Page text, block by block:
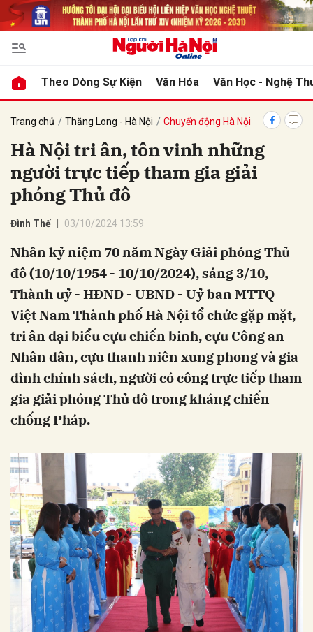
Theo Dòng Sự Kiện Văn Hóa Văn Học - Nghệ
Trang chủ Thăng Long - Hà Nội Chuyển động Hà Nội
Hà Nội tri ân, tôn vinh những
người trực tiếp tham gia giải
phóng Thủ đô
Đình Thế 03/10/2024 13:59
Nhân kỷ niệm 70 năm Ngày Giải phóng Thủ
đô (10/10/1954 - 10/10/2024), sáng 3/10,
Thành uỷ - HĐND - UBND - Uỷ ban MTTQ
Việt Nam Thành phố Hà Nội tổ chức gặp mặt,
tri ân đại biểu cựu chiến binh, cựu Công an
Nhân dân, cựu thanh niên xung phong và gia
đình chính sách, người có công trực tiếp tham
gia giải phóng Thủ đô trong kháng chiến
chống Pháp.
luận